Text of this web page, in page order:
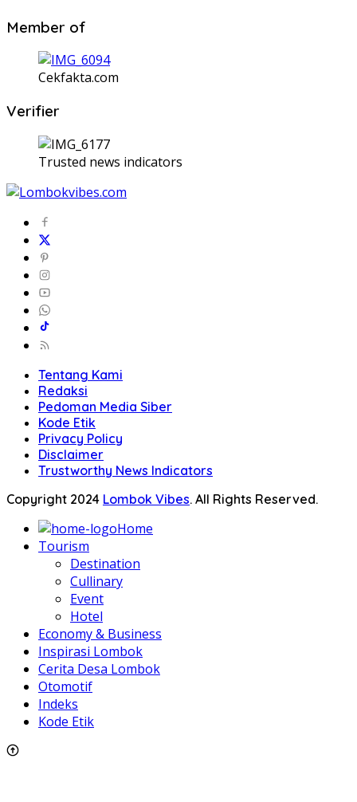
Member of
Cekfakta.com
Verifier
Trusted news indicators
Tentang Kami
Redaksi
Pedoman Media Siber
Kode Etik
Privacy Policy
Disclaimer
Trustworthy News Indicators
Copyright 2024 Lombok Vibes. All Rights Reserved.
Home
Tourism
Destination
Cullinary
Event
Hotel
Economy & Business
Inspirasi Lombok
Cerita Desa Lombok
Otomotif
Indeks
Kode Etik